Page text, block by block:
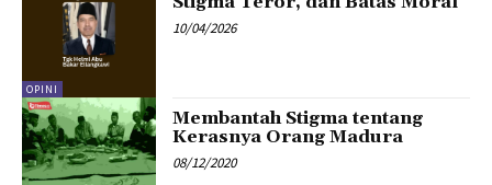
OPINI
10/04/2026
Membantah Stigma tentang
Kerasnya Orang Madura
08/12/2020